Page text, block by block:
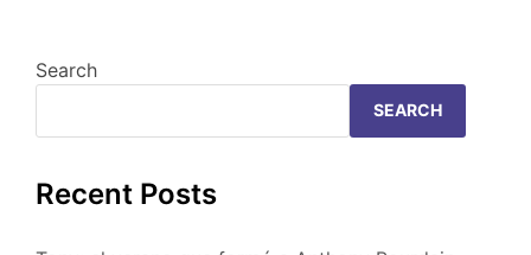
Search
SEARCH
Recent Posts